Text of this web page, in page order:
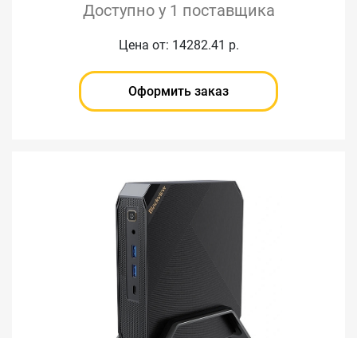
Доступно у 1 поставщика
Цена от: 14282.41 р.
Оформить заказ